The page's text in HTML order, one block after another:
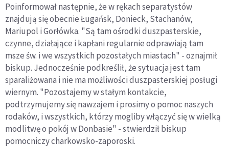
Poinformował następnie, że w rękach separatystów
znajdują się obecnie Ługańsk, Donieck, Stachanów,
Mariupol i Gorłówka. "Są tam ośrodki duszpasterskie,
czynne, działające i kapłani regularnie odprawiają tam
msze św. i we wszystkich pozostałych miastach" - oznajmił
biskup. Jednocześnie podkreślił, że sytuacja jest tam
sparaliżowana i nie ma możliwości duszpasterskiej posługi
wiernym. "Pozostajemy w stałym kontakcie,
podtrzymujemy się nawzajem i prosimy o pomoc naszych
rodaków, i wszystkich, którzy mogliby włączyć się w wielką
modlitwę o pokój w Donbasie" - stwierdził biskup
pomocniczy charkowsko-zaporoski.